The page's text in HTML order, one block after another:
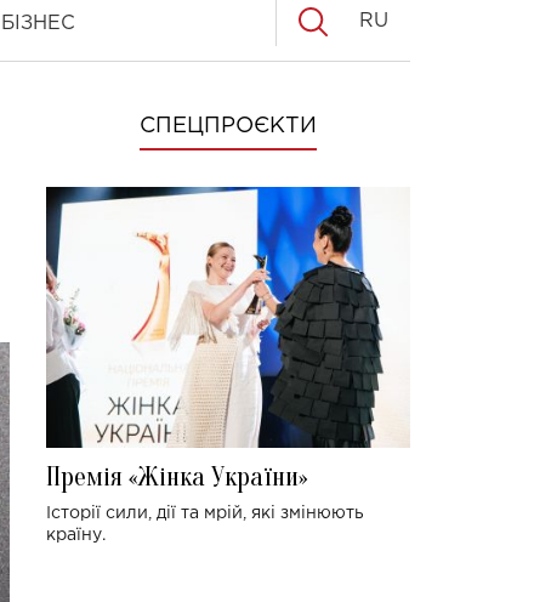
БІЗНЕС RU
СПЕЦПРОЄКТИ
Премія «Жінка України»
Історії сили, дії та мрій, які змінюють
країну.